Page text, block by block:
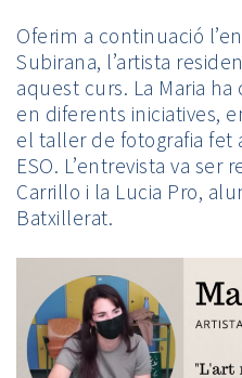
Oferim a continuació
Subirana, l’artista
aquest curs. La Maria ha
en diferents iniciatives,
el taller de fotografia
ESO. L’entrevista va ser
Carrillo i la Lucia Pro,
Batxillerat.